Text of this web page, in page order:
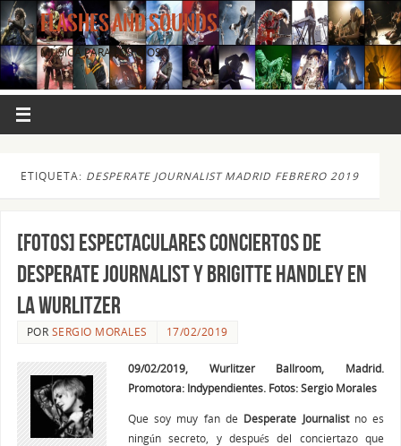
FLASHES AND SOUNDS
MÚSICA PARA LOS OJOS.
ETIQUETA: DESPERATE JOURNALIST MADRID FEBRERO 2019
[FOTOS] Espectaculares conciertos de
Desperate Journalist y Brigitte Handley en
la Wurlitzer
POR SERGIO MORALES 17/02/2019
09/02/2019, Wurlitzer Ballroom, Madrid.
Promotora: Indypendientes. Fotos: Sergio Morales
Que soy muy fan de Desperate Journalistno es
ningún secreto, y después del conciertazo que